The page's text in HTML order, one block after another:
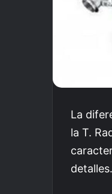
La
la T.
detalles.